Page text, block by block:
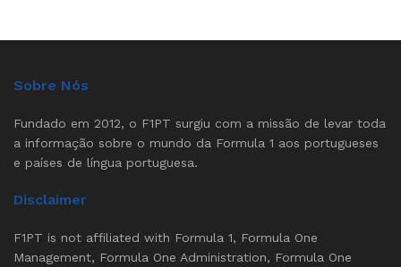
Sobre Nós
Fundado em 2012, o F1PT surgiu com a missão de levar toda
a informação sobre o mundo da Formula 1 aos portugueses
e países de língua portuguesa.
Disclaimer
F1PT is not affiliated with Formula 1, Formula One
Management, Formula One Administration, Formula One